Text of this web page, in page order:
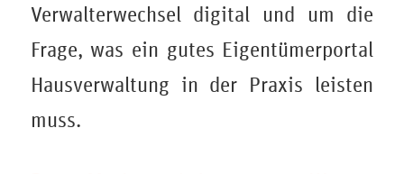
Verwalterwechsel digital und um die
Frage, was ein gutes Eigentümerportal
Hausverwaltung in der Praxis leisten
muss.